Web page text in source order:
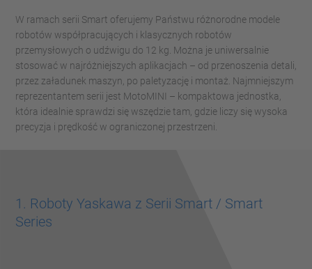
W ramach serii Smart oferujemy Państwu różnorodne modele
robotów współpracujących i klasycznych robotów
przemysłowych o udźwigu do 12 kg. Można je uniwersalnie
stosować w najróżniejszych aplikacjach – od przenoszenia detali,
przez załadunek maszyn, po paletyzację i montaż. Najmniejszym
reprezentantem serii jest MotoMINI – kompaktowa jednostka,
która idealnie sprawdzi się wszędzie tam, gdzie liczy się wysoka
precyzja i prędkość w ograniczonej przestrzeni.
1. Roboty Yaskawa z Serii Smart / Smart
Series